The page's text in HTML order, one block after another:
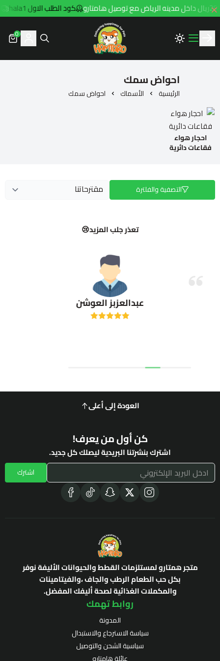
كود الطلب الاول hala1
Hamtaro
0
احواض سمك
الرئيسية الأسماك احواض سمك
احجار هواء
فقاعات دائرية
التصفية والفلترة
تعذر جلب المزيد😢
عبدالعزبز العوشن
العودة إلى أعلى
كن أول من يعرف!
اشترك بنشرتنا البريدية ليصلك كل جديد.
اشترك
متجر همتارو لمستلزمات القطط والحيوانات الأليفة نوفر
بكل حب الطعام الرطب والجاف ،والفيتامينات
والمكملات الغذائية لصحة أليفك المفضل.
روابط تهمك
المدونة
سياسة الاسترجاع والاستبدال
سياسية الشحن والتوصيل